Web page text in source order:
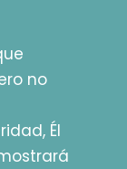
no
Él